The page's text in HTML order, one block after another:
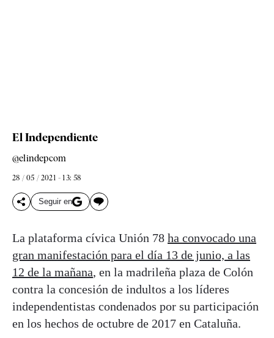
El Independiente
@elindepcom
28 / 05 / 2021 - 13: 58
Seguir en
La plataforma cívica Unión 78 ha convocado una
gran manifestación para el día 13 de junio, a las
12 de la mañana, en la madrileña plaza de Colón
contra la concesión de indultos a los líderes
independentistas condenados por su participación
en los hechos de octubre de 2017 en Cataluña.